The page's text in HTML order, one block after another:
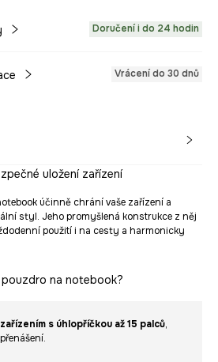
Doručení i do 24 hodin
Vrácení do 30 dnů
uložení zařízení
účinně chrání vaše zařízení a
styl. Jeho promyšlená konstrukce z něj
použití i na cesty a harmonicky
na notebook?
s úhlopříčkou až 15 palců,